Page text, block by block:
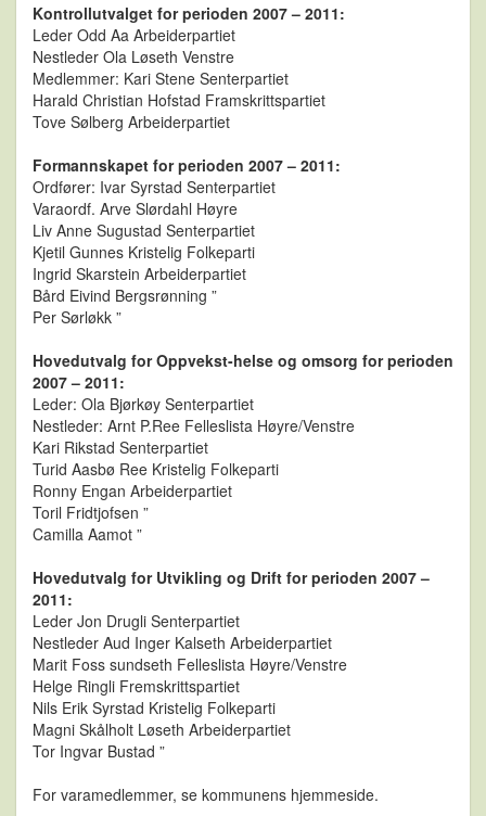
Kontrollutvalget for perioden 2007 – 2011:
Leder Odd Aa Arbeiderpartiet
Nestleder Ola Løseth Venstre
Medlemmer: Kari Stene Senterpartiet
Harald Christian Hofstad Framskrittspartiet
Tove Sølberg Arbeiderpartiet
Formannskapet for perioden 2007 – 2011:
Ordfører: Ivar Syrstad Senterpartiet
Varaordf. Arve Slørdahl Høyre
Liv Anne Sugustad Senterpartiet
Kjetil Gunnes Kristelig Folkeparti
Ingrid Skarstein Arbeiderpartiet
Bård Eivind Bergsrønning ”
Per Sørløkk ”
Hovedutvalg for Oppvekst-helse og omsorg for perioden
2007 – 2011:
Leder: Ola Bjørkøy Senterpartiet
Nestleder: Arnt P.Ree Felleslista Høyre/Venstre
Kari Rikstad Senterpartiet
Turid Aasbø Ree Kristelig Folkeparti
Ronny Engan Arbeiderpartiet
Toril Fridtjofsen ”
Camilla Aamot ”
Hovedutvalg for Utvikling og Drift for perioden 2007 –
2011:
Leder Jon Drugli Senterpartiet
Nestleder Aud Inger Kalseth Arbeiderpartiet
Marit Foss sundseth Felleslista Høyre/Venstre
Helge Ringli Fremskrittspartiet
Nils Erik Syrstad Kristelig Folkeparti
Magni Skålholt Løseth Arbeiderpartiet
Tor Ingvar Bustad ”
For varamedlemmer, se kommunens hjemmeside.